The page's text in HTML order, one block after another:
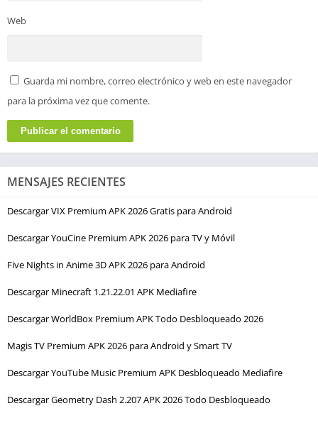
Web
Guarda mi nombre, correo electrónico y web en este navegador
para la próxima vez que comente.
MENSAJES RECIENTES
Descargar VIX Premium APK 2026 Gratis para Android
Descargar YouCine Premium APK 2026 para TV y Móvil
Five Nights in Anime 3D APK 2026 para Android
Descargar Minecraft 1.21.22.01 APK Mediafire
Descargar WorldBox Premium APK Todo Desbloqueado 2026
Magis TV Premium APK 2026 para Android y Smart TV
Descargar YouTube Music Premium APK Desbloqueado Mediafire
Descargar Geometry Dash 2.207 APK 2026 Todo Desbloqueado